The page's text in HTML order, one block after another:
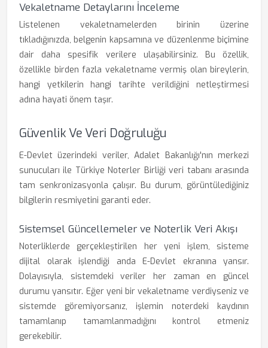
Vekaletname Detaylarını İnceleme
Listelenen vekaletnamelerden birinin üzerine
tıkladığınızda, belgenin kapsamına ve düzenlenme biçimine
dair daha spesifik verilere ulaşabilirsiniz. Bu özellik,
özellikle birden fazla vekaletname vermiş olan bireylerin,
hangi yetkilerin hangi tarihte verildiğini netleştirmesi
adına hayati önem taşır.
Güvenlik Ve Veri Doğruluğu
E-Devlet üzerindeki veriler, Adalet Bakanlığı'nın merkezi
sunucuları ile Türkiye Noterler Birliği veri tabanı arasında
tam senkronizasyonla çalışır. Bu durum, görüntülediğiniz
bilgilerin resmiyetini garanti eder.
Sistemsel Güncellemeler ve Noterlik Veri Akışı
Noterliklerde gerçekleştirilen her yeni işlem, sisteme
dijital olarak işlendiği anda E-Devlet ekranına yansır.
Dolayısıyla, sistemdeki veriler her zaman en güncel
durumu yansıtır. Eğer yeni bir vekaletname verdiyseniz ve
sistemde göremiyorsanız, işlemin noterdeki kaydının
tamamlanıp tamamlanmadığını kontrol etmeniz
gerekebilir.